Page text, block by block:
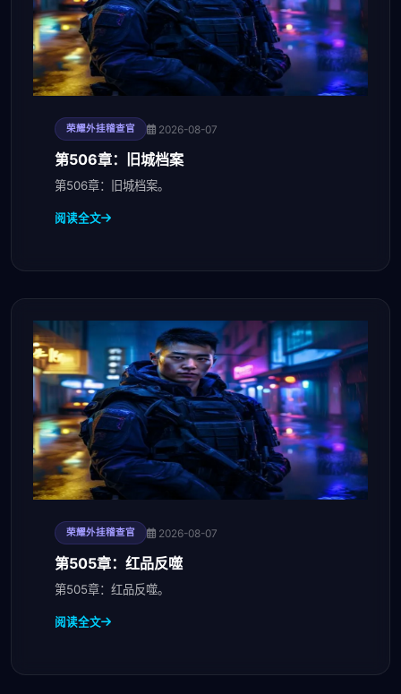
荣耀外挂稽查官 2026-08-07
第506章：旧城档案
第506章：旧城档案。
阅读全文
荣耀外挂稽查官 2026-08-07
第505章：红品反噬
第505章：红品反噬。
阅读全文